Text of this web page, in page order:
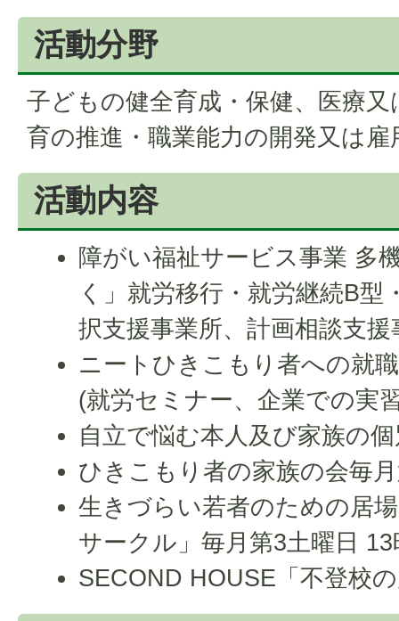
活動分野
子どもの健全育成・保健、医療
育の推進・職業能力の開発又は雇
活動内容
障がい福祉サービス事業 多
く」就労移行・就労継続B型
択支援事業所、計画相談支援
ニートひきこもり者への就
(就労セミナー、企業での実
自立で悩む本人及び家族の
ひきこもり者の家族の会毎
生きづらい若者のための居
サークル」毎月第3土曜日
SECOND HOUSE「不登校